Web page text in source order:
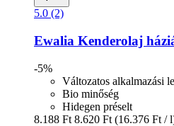
5.0 (2)
Ewalia Kenderolaj
-5%
Változatos alkalmazási
Bio minőség
Hidegen préselt
8.188 Ft 8.620 Ft (16.376 Ft /